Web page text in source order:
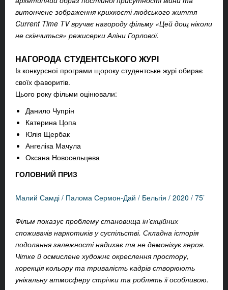
витончене зображення крихкості людського життя
Current Time TV вручає нагороду фільму «Цей дощ ніколи
не скінчиться» режисерки Аліни Горлової.
НАГОРОДА СТУДЕНТСЬКОГО ЖУРІ
Із конкурсної програми щороку студентське журі обирає
своїх фаворитів.
Цього року фільми оцінювали:
Данило Чупрін
Катерина Цопа
Юлія Щербак
Ангеліка Мачула
Оксана Новосельцева
ГОЛОВНИЙ ПРИЗ
Малий Самді / Палома Сермон-Дай / Бельгія / 2020 / 75’
Фільм показує проблему становища ін’єкційних
споживачів наркотиків у суспільстві. Складна історія
подолання залежності надихає та не демонізує героя.
Чітке й осмислене художнє окреслення простору,
корекція кольору та тривалість кадрів створюють
унікальну атмосферу стрічки та роблять її особливою.